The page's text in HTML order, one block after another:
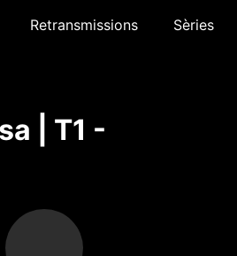
Retransmissions Sèries
| T1 -